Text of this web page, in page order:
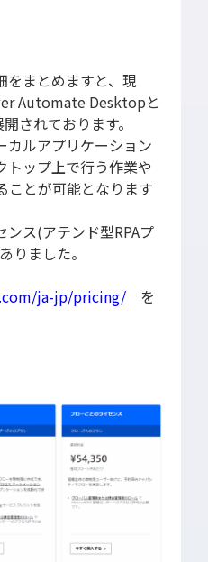
をまとめますと、現
Automate Desktopと
されております。
カルアプリケーション
トップ上で行う作業や
ことが可能となります
ス(アテンド型RPAプ
りました。
ja-jp/pricing/ を